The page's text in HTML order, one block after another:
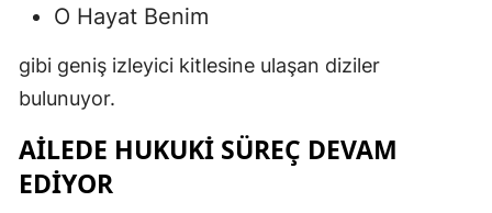
O Hayat Benim
gibi geniş izleyici kitlesine ulaşan diziler
bulunuyor.
AILEDE HUKUKI SÜREÇ DEVAM
EDIYOR